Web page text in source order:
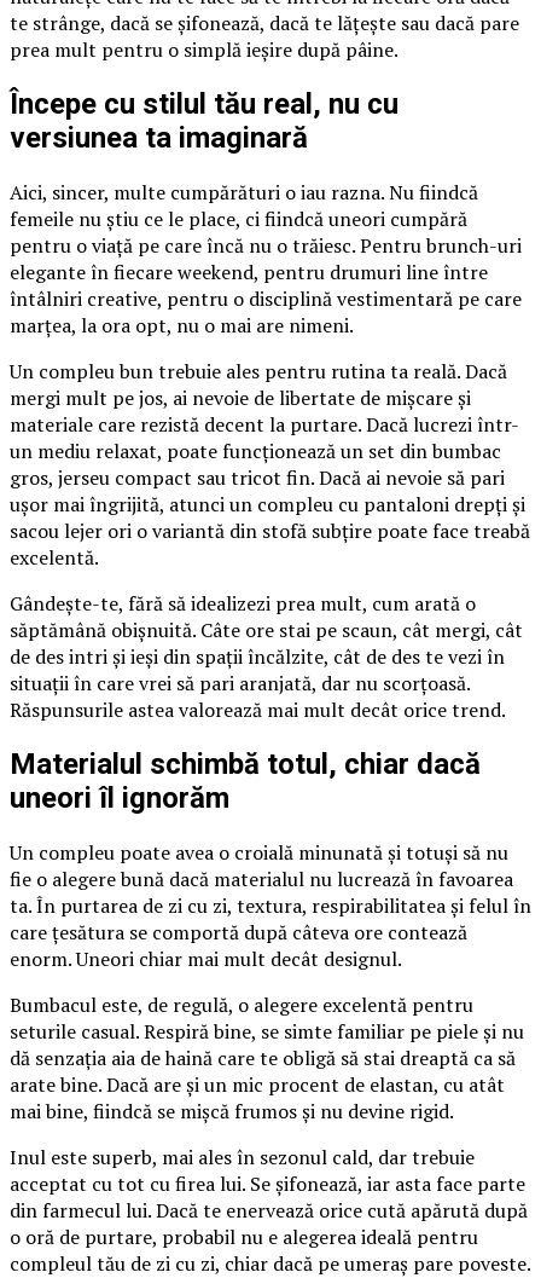
te strânge, dacă se șifonează, dacă te lățește sau dacă pare
prea mult pentru o simplă ieșire după pâine.
Începe cu stilul tău real, nu cu
versiunea ta imaginară
Aici, sincer, multe cumpărături o iau razna. Nu fiindcă
femeile nu știu ce le place, ci fiindcă uneori cumpără
pentru o viață pe care încă nu o trăiesc. Pentru brunch-uri
elegante în fiecare weekend, pentru drumuri line între
întâlniri creative, pentru o disciplină vestimentară pe care
marțea, la ora opt, nu o mai are nimeni.
Un compleu bun trebuie ales pentru rutina ta reală. Dacă
mergi mult pe jos, ai nevoie de libertate de mișcare și
materiale care rezistă decent la purtare. Dacă lucrezi într-
un mediu relaxat, poate funcționează un set din bumbac
gros, jerseu compact sau tricot fin. Dacă ai nevoie să pari
ușor mai îngrijită, atunci un compleu cu pantaloni drepți și
sacou lejer ori o variantă din stofă subțire poate face treabă
excelentă.
Gândește-te, fără să idealizezi prea mult, cum arată o
săptămână obișnuită. Câte ore stai pe scaun, cât mergi, cât
de des intri și ieși din spații încălzite, cât de des te vezi în
situații în care vrei să pari aranjată, dar nu scorțoasă.
Răspunsurile astea valorează mai mult decât orice trend.
Materialul schimbă totul, chiar dacă
uneori îl ignorăm
Un compleu poate avea o croială minunată și totuși să nu
fie o alegere bună dacă materialul nu lucrează în favoarea
ta. În purtarea de zi cu zi, textura, respirabilitatea și felul în
care țesătura se comportă după câteva ore contează
enorm. Uneori chiar mai mult decât designul.
Bumbacul este, de regulă, o alegere excelentă pentru
seturile casual. Respiră bine, se simte familiar pe piele și nu
dă senzația aia de haină care te obligă să stai dreaptă ca să
arate bine. Dacă are și un mic procent de elastan, cu atât
mai bine, fiindcă se mișcă frumos și nu devine rigid.
Inul este superb, mai ales în sezonul cald, dar trebuie
acceptat cu tot cu firea lui. Se șifonează, iar asta face parte
din farmecul lui. Dacă te enervează orice cută apărută după
o oră de purtare, probabil nu e alegerea ideală pentru
compleul tău de zi cu zi, chiar dacă pe umeraș pare poveste.